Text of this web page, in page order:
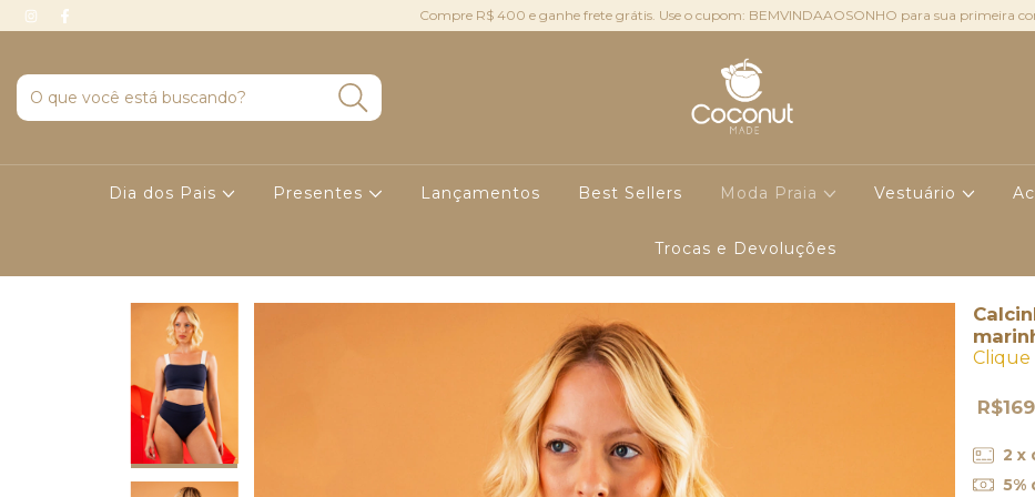
Compre R$ 400 e ganhe frete grátis. Use o cupom: BEMVINDAAOSONHO para sua primeira
Dia dos Pais Presentes Lançamentos Best Sellers Moda Praia Vestuário
Trocas e Devoluções
Clique
2 x
5%